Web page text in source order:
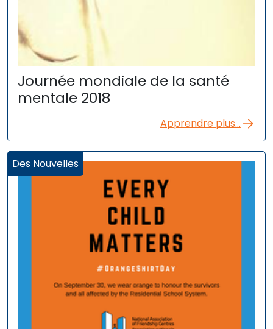
Journée mondiale de la santé
mentale 2018
Apprendre plus...
Des Nouvelles